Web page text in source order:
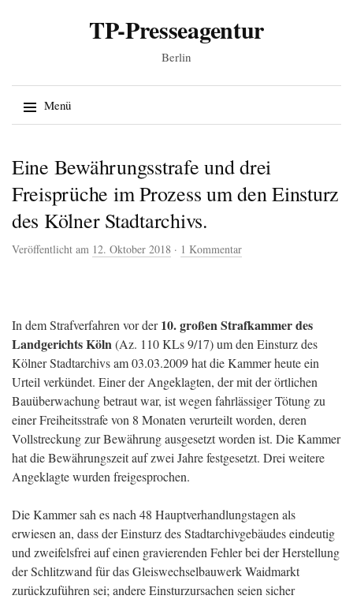
TP-Presseagentur
Berlin
Menü
Eine Bewährungsstrafe und drei
Freisprüche im Prozess um den Einsturz
des Kölner Stadtarchivs.
Veröffentlicht am 12. Oktober 2018 · 1 Kommentar
In dem Strafverfahren vor der10. großen Strafkammer des
Landgerichts Köln(Az. 110 KLs 9/17) um den Einsturz des
Kölner Stadtarchivs am 03.03.2009 hat die Kammer heute ein
Urteil verkündet. Einer der Angeklagten, der mit der örtlichen
Bauüberwachung betraut war, ist wegen fahrlässiger Tötung zu
einer Freiheitsstrafe von 8 Monaten verurteilt worden, deren
Vollstreckung zur Bewährung ausgesetzt worden ist. Die Kammer
hat die Bewährungszeit auf zwei Jahre festgesetzt. Drei weitere
Angeklagte wurden freigesprochen.
Die Kammer sah es nach 48 Hauptverhandlungstagen als
erwiesen an, dass der Einsturz des Stadtarchivgebäudes eindeutig
und zweifelsfrei auf einen gravierenden Fehler bei der Herstellung
der Schlitzwand für das Gleiswechselbauwerk Waidmarkt
zurückzuführen sei; andere Einsturzursachen seien sicher